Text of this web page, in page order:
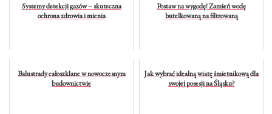
Systemy detekcji gazów – skuteczna
ochrona zdrowia i mienia
Postaw na wygodę! Zamień wodę
butelkowaną na filtrowaną
Balustrady całoszklane w nowoczesnym
budownictwie
Jak wybrać idealną wiatę śmietnikową dla
swojej posesji na Śląsku?